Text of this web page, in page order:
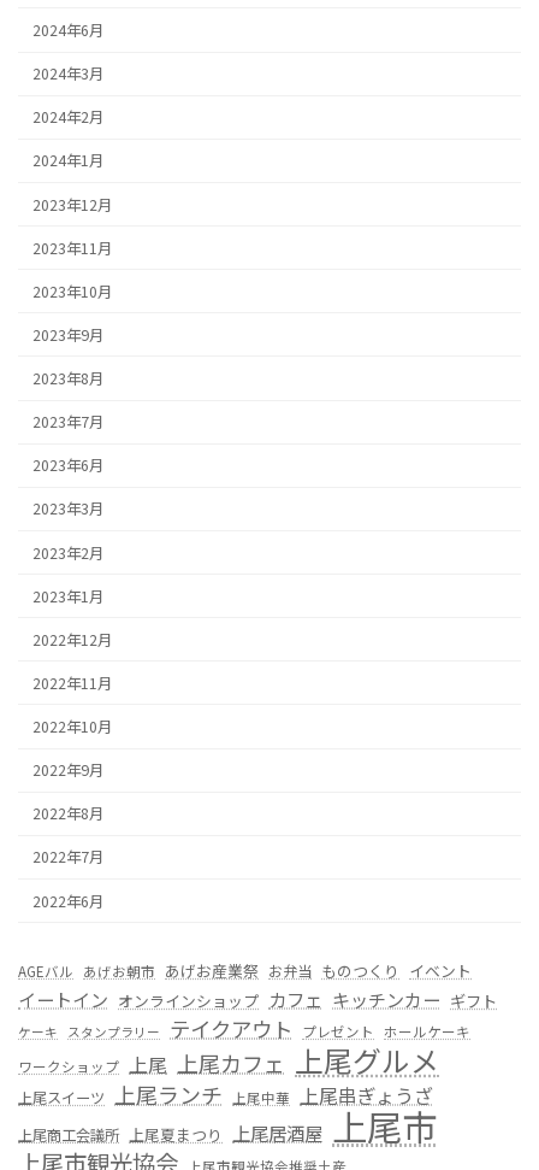
2024年6月
2024年3月
2024年2月
2024年1月
2023年12月
2023年11月
2023年10月
2023年9月
2023年8月
2023年7月
2023年6月
2023年3月
2023年2月
2023年1月
2022年12月
2022年11月
2022年10月
2022年9月
2022年8月
2022年7月
2022年6月
AGEバル あげお朝市 あげお産業祭 お弁当 ものつくり イベント
イートイン オンラインショップ カフェ キッチンカー ギフト
ケーキ スタンプラリー テイクアウト プレゼント
ホールケーキ
ワークショップ 上尾 上尾カフェ 上尾グルメ
上尾スイーツ 上尾ランチ 上尾中華 上尾串ぎょうざ
上尾商工会議所 上尾夏まつり 上尾居酒屋 上尾市
上尾市観光協会